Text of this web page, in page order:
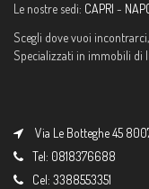
Le nostre sedi: CAPRI -
Scegli dove vuoi
Specializzati in immobili di
Via Le Botteghe 45
Tel: 0818376688
Cel: 3388553351